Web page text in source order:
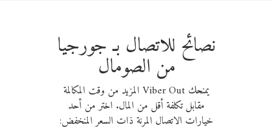
نصائح للاتصال بـ جورجيا
من الصومال
يمنحك Viber Out المزيد من وقت المكالمة
مقابل تكلفة أقل من المال. اختر من أحد
خيارات الاتصال المرنة ذات السعر المنخفض: